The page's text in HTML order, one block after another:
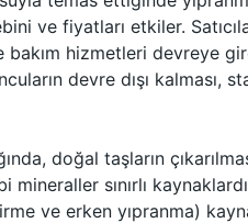
ve fiyatları etkiler.
hizmetleri devreye
devre dışı kalması,
doğal taşların
mineraller sınırlı
ve erken yıpranma)